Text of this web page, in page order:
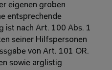
eigenen groben
entsprechende
ist nach Art. 100 Abs. 1
seiner Hilfspersonen
von Art. 101 OR.
sowie arglistig